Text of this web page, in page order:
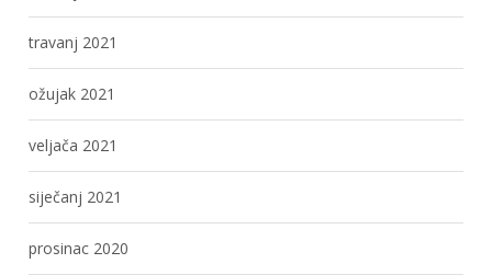
travanj 2021
ožujak 2021
veljača 2021
siječanj 2021
prosinac 2020